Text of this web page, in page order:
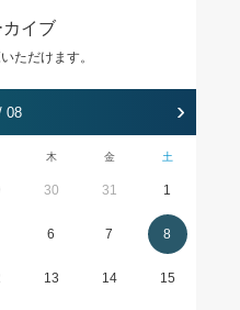
イブ
ただけます。
08 ›
木 金 土
30 31 1
6 7 8
13 14 15